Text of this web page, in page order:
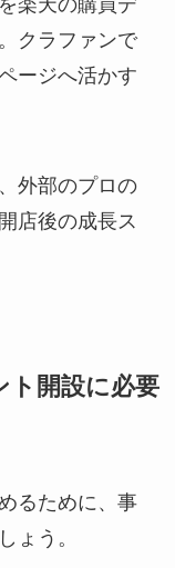
クラファンで
ージへ活かす
外部のプロの
店後の成長ス
ト開設に必要
るために、事
ょう。